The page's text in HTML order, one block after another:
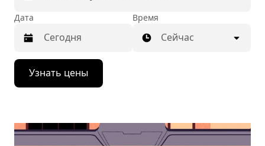
Дата
Нажмите
стрелку
вниз,
календарю
Время
Сейчас
Узнать цены